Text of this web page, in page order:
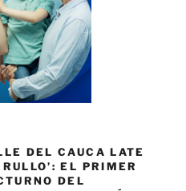
DEL CAUCA LATE
EL PRIMER
DEL